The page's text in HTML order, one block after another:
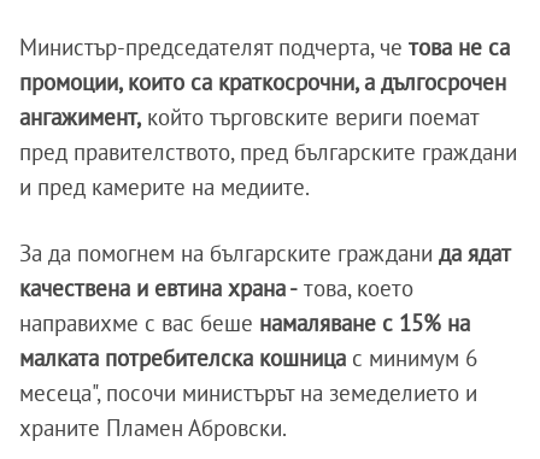
Министър-председателят подчерта, че това не са
промоции, които са краткосрочни, а дългосрочен
ангажимент, който търговските вериги поемат
пред правителството, пред българските граждани
и пред камерите на медиите.
За да помогнем на българските граждани да ядат
качествена и евтина храна - това, което
направихме с вас беше намаляване с 15% на
малката потребителска кошница с минимум 6
месеца", посочи министърът на земеделието и
храните Пламен Абровски.